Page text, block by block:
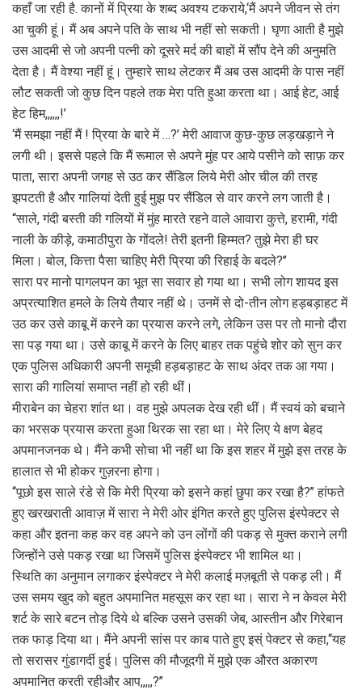
कहाँ जा रही है. कानों में प्रिया के शब्द अवश्य टकराये,‘मैं अपने जीवन से तंग
आ चुकी हूं। मैं अब अपने पति के साथ भी नहीं सो सकती। घृणा आती है मुझे
उस आदमी से जो अपनी पत्नी को दूसरे मर्द की बाहों में सौंप देने की अनुमति
देता है। मैं वेश्या नहीं हूं। तुम्हारे साथ लेटकर मैं अब उस आदमी के पास नहीं
लौट सकती जो कुछ दिन पहले तक मेरा पति हुआ करता था। आई हेट, आई
हेट हिम,,,,,,!’
‘मैं समझा नहीं मैं ! प्रिया के बारे में …?’ मेरी आवाज कुछ-कुछ लड़खड़ाने ने
लगी थी। इससे पहले कि मैं रूमाल से अपने मुंह पर आये पसीने को साफ़ कर
पाता, सारा अपनी जगह से उठ कर सैंडिल लिये मेरी ओर चील की तरह
झपटती है और गालियां देती हुई मुझ पर सैंडिल से वार करने लग जाती है।
‘‘साले, गंदी बस्ती की गलियों में मुंह मारते रहने वाले आवारा कुत्ते, हरामी, गंदी
नाली के कीड़े, कमाठीपुरा के गोंदले! तेरी इतनी हिम्मत? तुझे मेरा ही घर
मिला। बोल, कित्ता पैसा चाहिए मेरी प्रिया की रिहाई के बदले?’’
सारा पर मानो पागलपन का भूत सा सवार हो गया था। सभी लोग शायद इस
अप्रत्याशित हमले के लिये तैयार नहीं थे। उनमें से दो-तीन लोग हड़बड़ाहट में
उठ कर उसे काबू में करने का प्रयास करने लगे, लेकिन उस पर तो मानो दौरा
सा पड़ गया था। उसे काबू में करने के लिए बाहर तक पहुंचे शोर को सुन कर
एक पुलिस अधिकारी अपनी समूची हड़बड़ाहट के साथ अंदर तक आ गया।
सारा की गालियां समाप्त नहीं हो रही थीं।
मीराबेन का चेहरा शांत था। वह मुझे अपलक देख रही थीं। मैं स्वयं को बचाने
का भरसक प्रयास करता हुआ थिरक सा रहा था। मेरे लिए ये क्षण बेहद
अपमानजनक थे। मैंने कभी सोचा भी नहीं था कि इस शहर में मुझे इस तरह के
हालात से भी होकर गुज़रना होगा।
‘‘पूछो इस साले रंडे से कि मेरी प्रिया को इसने कहां छुपा कर रखा है?’’ हांफते
हुए खरखराती आवाज़ में सारा ने मेरी ओर इंगित करते हुए पुलिस इंस्पेक्टर से
कहा और इतना कह कर वह अपने को उन लोंगों की पकड़ से मुक्त कराने लगी
जिन्होंने उसे पकड़ रखा था जिसमें पुलिस इंस्पेक्टर भी शामिल था।
स्थिति का अनुमान लगाकर इंस्पेक्टर ने मेरी कलाई मज़बूती से पकड़ ली। मैं
उस समय खुद को बहुत अपमानित महसूस कर रहा था। सारा ने न केवल मेरी
शर्ट के सारे बटन तोड़ दिये थे बल्कि उसने उसकी जेब, आस्तीन और गिरेबान
तक फाड़ दिया था। मैंने अपनी सांस पर काब पाते हुए इस्ं पेक्टर से कहा,‘‘यह
तो सरासर गुंडागर्दी हुई। पुलिस की मौजूदगी में मुझे एक औरत अकारण
अपमानित करती रहीऔर आप,,,,,?’’